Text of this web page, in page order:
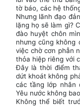
tờ báo, các hệ
Nhưng lãnh đạo
lặng họ sẽ làm gì?
đào huyệt chôn
nhưng cũng không
việc chờ cơn phẫn
thỏa hiệp riêng với
Đây là thời điểm
dứt khoát không
các tầng lớp nhân
Yêu nước không
Không thể biết